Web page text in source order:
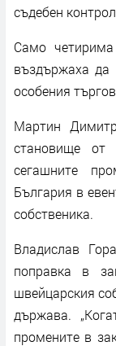
съдебен
Само
въздържаха да
особения
Мартин
становище от
сегашните
България в
собственика.
Владислав
поправка в
швейцарския
държава.
промените в